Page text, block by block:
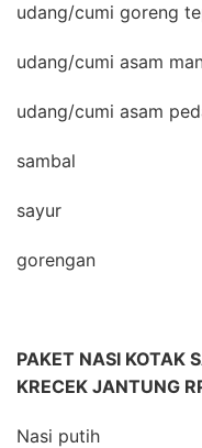
udang/cumi goreng
udang/cumi asam
udang/cumi asam
sambal
sayur
gorengan
PAKET NASI KOTAK
KRECEK JANTUNG
Nasi putih